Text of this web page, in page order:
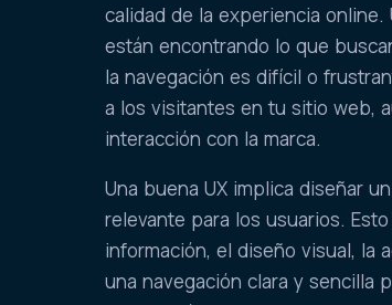
calidad de la experiencia
están encontrando lo que
la navegación es difícil o
a los visitantes en tu sitio web,
interacción con la marca.
Una buena UX implica diseñar
relevante para los usuarios.
información, el diseño visual, la
una navegación clara y sencilla